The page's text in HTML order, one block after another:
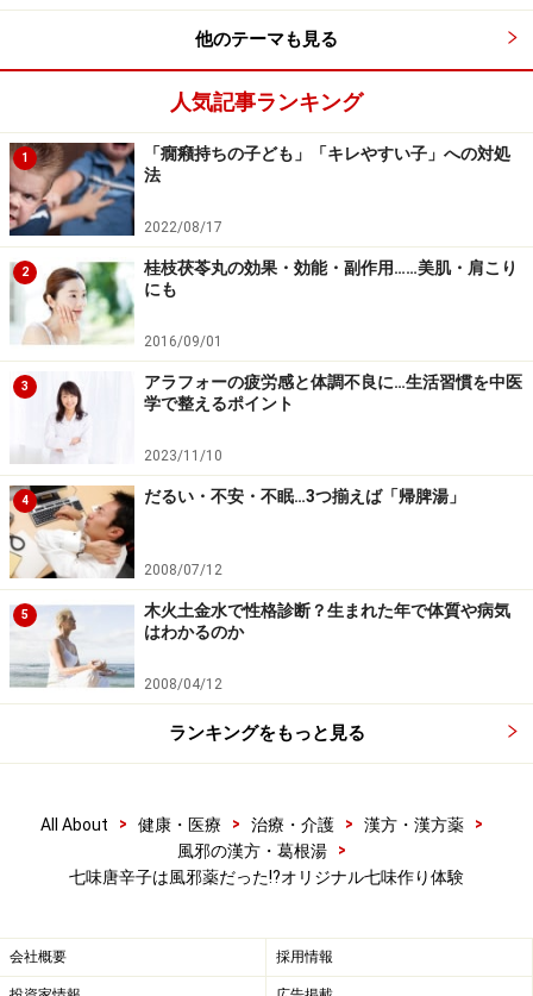
※記事内容は執筆時点のものです。最新の内容をご確認くださ
い。
※当サイトにおける医師・医療従事者等による情報の提供は、診
断・治療行為ではありません。診断・治療を必要とする方は、適
切な医療機関での受診をおすすめいたします。記事内容は執筆者
個人の見解によるものであり、全ての方への有効性を保証するも
のではありません。当サイトで提供する情報に基づいて被ったい
かなる損害についても、当社、各ガイド、その他当社と契約した
情報提供者は一切の責任を負いかねます。
免責事項
他のテーマも見る
人気記事ランキング
1
「癇癪持ちの子ども」「キレやすい子」への対処
法
2022/08/17
2
桂枝茯苓丸の効果・効能・副作用……美肌・肩こり
にも
2016/09/01
3
アラフォーの疲労感と体調不良に…生活習慣を中医
学で整えるポイント
2023/11/10
4 だるい・不安・不眠…3つ揃えば「帰脾湯」
2008/07/12
5
木火土金水で性格診断？生まれた年で体質や病気
はわかるのか
2008/04/12
ランキングをもっと見る
All About > 健康・医療 > 治療・介護 > 漢方・漢方薬
>
風邪の漢方・葛根湯
>
七味唐辛子は風邪薬だった!?オリジナル七味作り体験
会社概要 採用情報